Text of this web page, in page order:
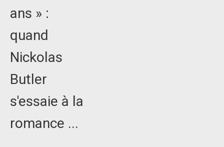
ans » :
quand
Nickolas
Butler
s'essaie à la
romance ...